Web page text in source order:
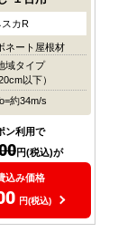
スカR
ネート屋根材
域タイプ
以下）
約34m/s
ン利用で
円(税込)が
込み価格
円(税込)